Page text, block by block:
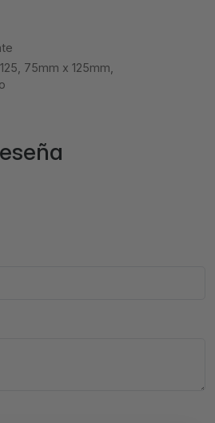
75mm x 125mm,